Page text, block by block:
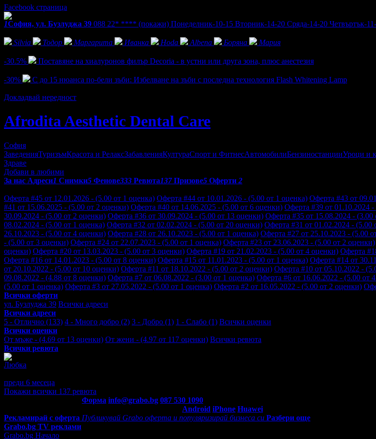
Facebook страница
1София, ул. Бузлуджа 39 088 22* **** (покажи) Понеделник-10-15 Вторник-14-20 Сряда-14-20 Четвъртък-
Silvia
Тодор Маргарита Иванка Hoda Albena Боряна
Мария
-30.5%
Поставяне на хиалуронов филър Decoria - в устни или друга зона, плюс анестезия
-30%
С до 15 нюанса по-бели зъби: Избелване на зъби с последна технология Flash Whitening Lamp
Докладвай нередност
Afrodita Aesthetic Dental Care
София
ЗаведенияТуризъмКрасота и РелаксЗабавленияКултураСпорт и ФитнесАвтомобилиБензиностанцииУроци и
Здраве
Добави в любими
За нас Адреси1 Снимки5 Фенове333 Ревюта137 Призове5 Оферти 2
Оферта #45 от 12.01.2026 - (5.00 от 1 оценка) Оферта #44 от 10.01.2026 - (5.00 от 1 оценка) Оферта #43 от
#41 от 15.06.2025 - (5.00 от 2 оценки) Оферта #40 от 14.06.2025 - (5.00 от 6 оценки) Оферта #39 от 01.10.2024
30.09.2024 - (5.00 от 2 оценки) Оферта #36 от 30.09.2024 - (5.00 от 13 оценки) Оферта #35 от 15.08.2024 - (3.00
08.02.2024 - (5.00 от 1 оценка) Оферта #32 от 02.02.2024 - (5.00 от 20 оценки) Оферта #31 от 01.02.2024 - (5.00
26.10.2023 - (5.00 от 4 оценки) Оферта #28 от 26.10.2023 - (5.00 от 1 оценка) Оферта #27 от 25.10.2023 - (5.00
- (5.00 от 3 оценки) Оферта #24 от 22.07.2023 - (5.00 от 1 оценка) Оферта #23 от 23.06.2023 - (5.00 от 2 оценки)
оценки) Оферта #20 от 13.03.2023 - (5.00 от 3 оценки) Оферта #19 от 21.02.2023 - (5.00 от 4 оценки) Оферта
Оферта #16 от 14.01.2023 - (5.00 от 8 оценки) Оферта #15 от 11.01.2023 - (5.00 от 1 оценка) Оферта #14 от
от 20.10.2022 - (5.00 от 10 оценки) Оферта #11 от 18.10.2022 - (5.00 от 2 оценки) Оферта #10 от 05.10.2022 -
09.08.2022 - (4.88 от 8 оценки) Оферта #7 от 06.08.2022 - (3.00 от 1 оценка) Оферта #6 от 16.06.2022 - (5.00 от
(5.00 от 1 оценка) Оферта #3 от 27.05.2022 - (5.00 от 1 оценка) Оферта #2 от 16.05.2022 - (5.00 от 2 оценки)
Всички оферти
ул. Бузлуджа 39 Всички адреси
Всички адреси
5 - Отлично (133) 4 - Много добро (2) 3 - Добро (1) 1 - Слабо (1) Всички оценки
Всички оценки
От мъже - (4.69 от 13 оценки) От жени - (4.97 от 117 оценки) Всички ревюта
Всички ревюта
Любка
преди 6 месеца
Покажи всички 137 ревюта
Форма info@grabo.bg 087 530 1090
Android iPhone Huawei
Рекламирай с оферта Публикувай Grabo оферта и популяризирай бизнеса си Разбери още
Grabo.bg TV реклами
Grabo.bg Начало